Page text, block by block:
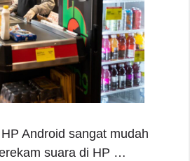
Android sangat mudah
suara di HP …